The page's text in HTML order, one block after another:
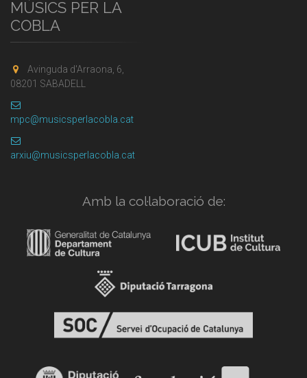
MÚSICS PER LA
COBLA
Avinguda d'Arraona, 6,
08201 SABADELL
mpc@musicsperlacobla.cat
arxiu@musicsperlacobla.cat
Amb la col·laboració de: